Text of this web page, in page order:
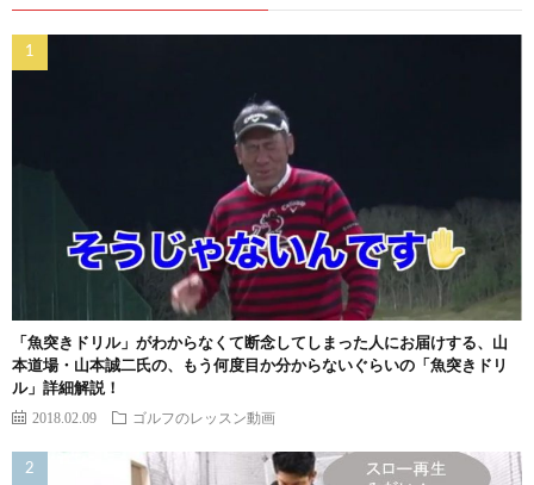
「魚突きドリル」がわからなくて断念してしまった人にお届けする、山
本道場・山本誠二氏の、もう何度目か分からないぐらいの「魚突きドリ
ル」詳細解説！
2018.02.09 ゴルフのレッスン動画